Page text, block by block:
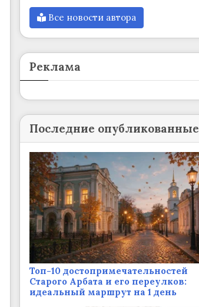
Все новости автора
Реклама
Последние опубликованные
Топ-10 достопримечательностей
Старого Арбата и его переулков:
идеальный маршрут на 1 день